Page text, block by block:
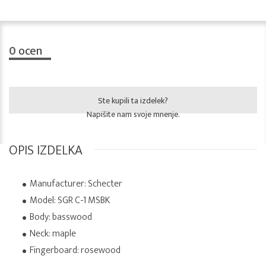
0ocen
Ste kupili ta izdelek?
Napišite nam svoje mnenje.
OPIS IZDELKA
Manufacturer: Schecter
Model: SGR C-1 MSBK
Body: basswood
Neck: maple
Fingerboard: rosewood